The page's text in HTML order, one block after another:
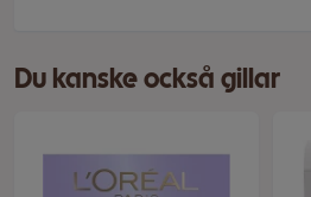
Du kanske också gillar